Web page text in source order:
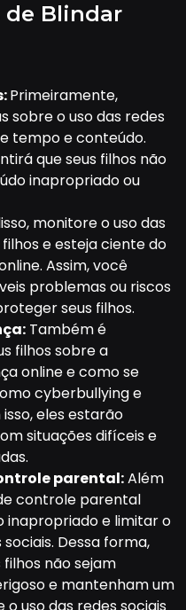
de Blindar
Primeiramente,
sobre o uso das redes
tempo e conteúdo.
que seus filhos não
inapropriado ou
monitore o uso das
e esteja ciente do
Assim, você
problemas ou riscos
seus filhos.
Também é
filhos sobre a
online e como se
cyberbullying e
eles estarão
situações difíceis e
parental:Além
controle parental
inapropriado e limitar o
Dessa forma,
não sejam
e mantenham um